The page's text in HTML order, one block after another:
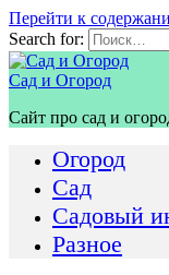
Перейти к
Search for:
Сад и Огород
Сайт про сад и
Огород
Сад
Садовый
Разное